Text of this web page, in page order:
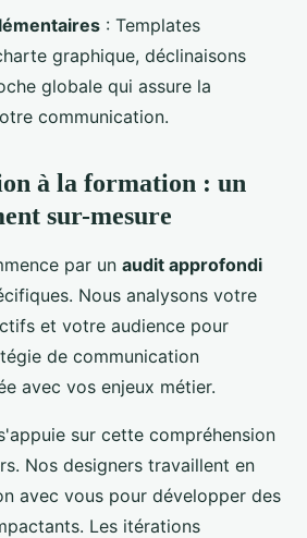
: Templates
graphique, déclinaisons
globale qui assure la
communication.
à la formation : un
sur-mesure
par un audit approfondi
Nous analysons votre
et votre audience pour
de communication
avec vos enjeux métier.
sur cette compréhension
Nos designers travaillent en
avec vous pour développer des
Les itérations